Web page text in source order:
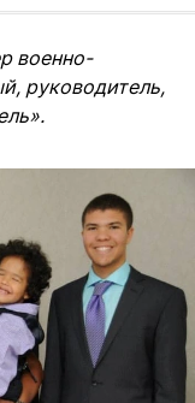
военно-
руководитель,